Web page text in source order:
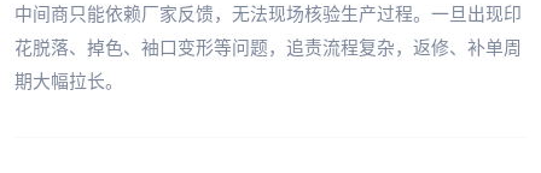
中间商只能依赖厂家反馈，无法现场核验生产过程。一旦出现印
花脱落、掉色、袖口变形等问题，追责流程复杂，返修、补单周
期大幅拉长。